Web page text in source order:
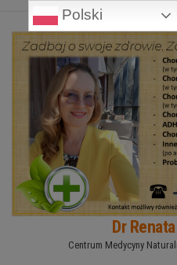
Przejdź
Dr
Centrum Medycyny
Polski